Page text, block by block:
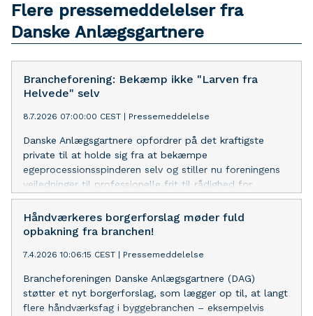
Flere pressemeddelelser fra
Danske Anlægsgartnere
Brancheforening: Bekæmp ikke "Larven fra
Helvede" selv
8.7.2026 07:00:00 CEST Pressemeddelelse
Danske Anlægsgartnere opfordrer på det kraftigste
private til at holde sig fra at bekæmpe
egeprocessionsspinderen selv og stiller nu foreningens
vejledninger til professionelle frit til rådighed for
fagfolk, mens kommuner og parkforvaltere venter på
statslige retningslinjer.
Håndværkeres borgerforslag møder fuld
opbakning fra branchen!
7.4.2026 10:06:15 CEST Pressemeddelelse
Brancheforeningen Danske Anlægsgartnere (DAG)
støtter et nyt borgerforslag, som lægger op til, at langt
flere håndværksfag i byggebranchen – eksempelvis